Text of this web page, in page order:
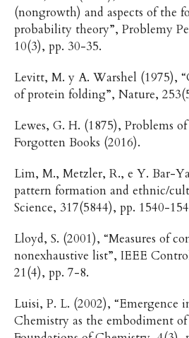
(nongrowth) and aspects of the
probability theory”, Problemy
10(3), pp. 30-35.
Levitt, M. y A. Warshel (1975),
of protein folding”, Nature,
Lewes, G. H. (1875), Problems
Forgotten Books (2016).
Lim, M., Metzler, R., e Y. Bar-
pattern formation and ethnic/
Science, 317(5844), pp. 1540-
Lloyd, S. (2001), “Measures of
nonexhaustive list”, IEEE
21(4), pp. 7-8.
Luisi, P. L. (2002), “Emergence
Chemistry as the embodiment of